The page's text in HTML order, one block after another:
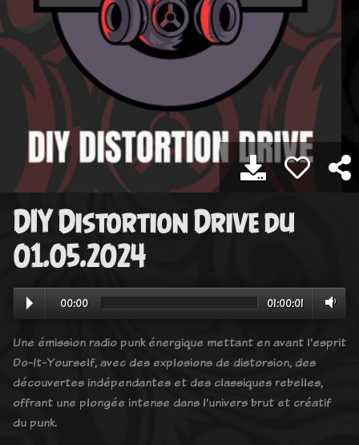
DIY Distortion Drive du
01.05.2024
00:00 01:00:01
Une émission radio punk énergique mettant en avant l'esprit
Do-It-Yourself, avec des explosions de distorsion, des
découvertes indépendantes et des classiques rebelles,
offrant une plongée intense dans l'univers brut et créatif
du punk.